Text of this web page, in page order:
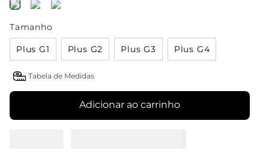
Tamanho
Plus G1 Plus G2 Plus G3 Plus G4
Tabela de Medidas
Adicionar ao carrinho